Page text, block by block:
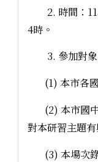
2. 時間：
4時。
3. 參加對
(1) 本市各國
(2) 本市國中
對本研習主題
(3) 本場次